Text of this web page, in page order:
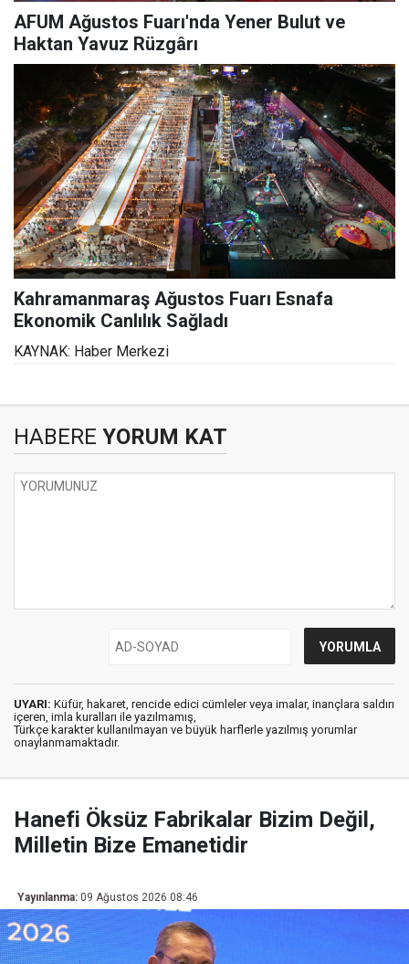
AFUM Ağustos Fuarı'nda Yener Bulut ve
Haktan Yavuz Rüzgârı
Kahramanmaraş Ağustos Fuarı Esnafa
Ekonomik Canlılık Sağladı
KAYNAK: Haber Merkezi
HABERE YORUM KAT
UYARI: Küfür, hakaret, rencide edici cümleler veya imalar, inançlara saldırı
içeren, imla kuralları ile yazılmamış,
Türkçe karakter kullanılmayan ve büyük harflerle yazılmış yorumlar
onaylanmamaktadır.
Hanefi Öksüz Fabrikalar Bizim Değil,
Milletin Bize Emanetidir
Yayınlanma: 09 Ağustos 2026 08:46